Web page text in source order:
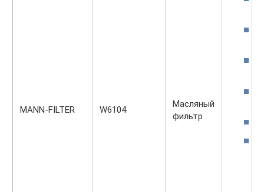
MANN-FILTER W6104
Масляный
фильтр